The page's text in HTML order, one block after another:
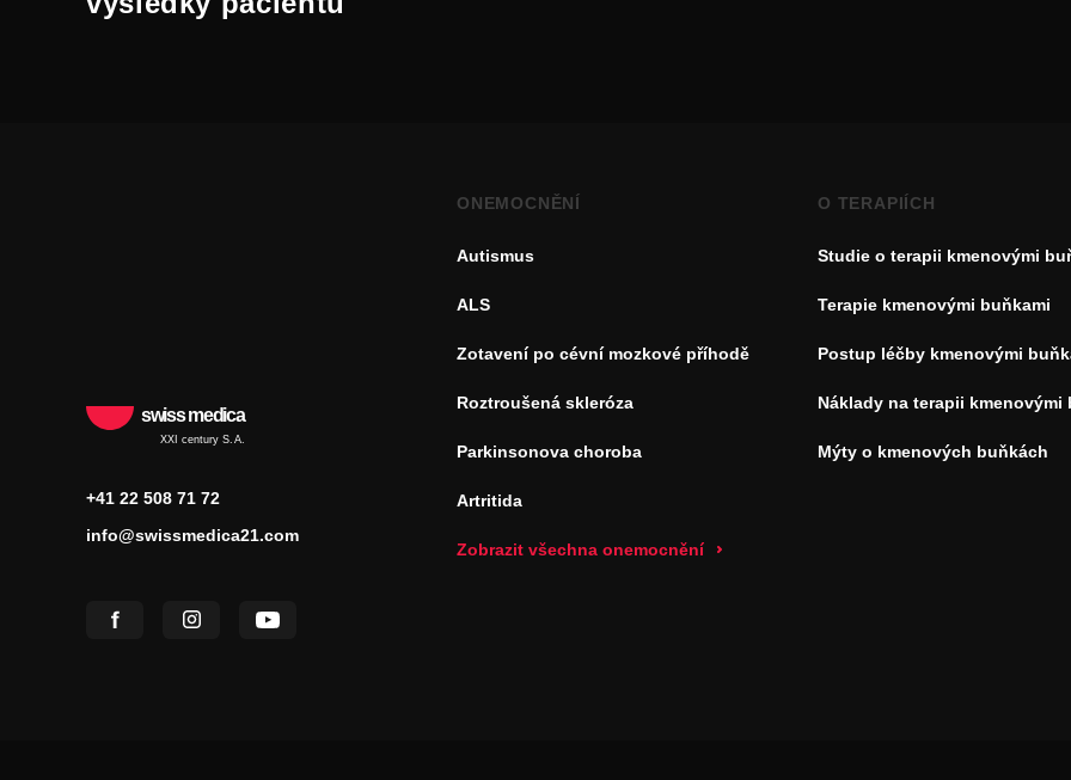
swiss medica
XXI century S.A.
+41 22 508 71 72
info@swissmedica21.com
ONEMOCNĚNÍ
Autismus
ALS
Zotavení po cévní mozkové příhodě
Roztroušená skleróza
Parkinsonova choroba
Artritida
Zobrazit všechna onemocnění
O TERAPIÍCH
Studie o terapii kmenovými
Terapie kmenovými buňkami
Postup léčby kmenovými
Náklady na terapii kmenovými
Mýty o kmenových buňkách